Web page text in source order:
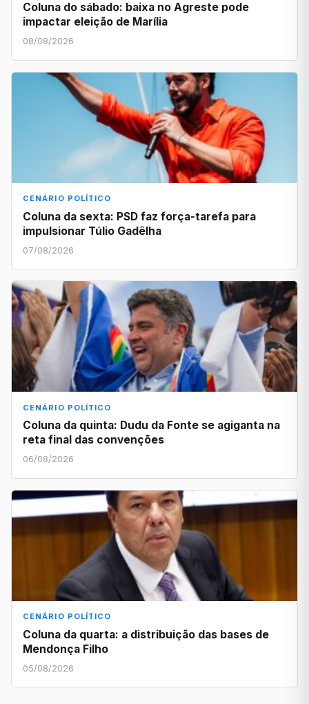
Coluna do sábado: baixa no Agreste pode
impactar eleição de Marília
08/08/2026
CENÁRIO POLÍTICO
Coluna da sexta: PSD faz força-tarefa para
impulsionar Túlio Gadêlha
07/08/2026
CENÁRIO POLÍTICO
Coluna da quinta: Dudu da Fonte se agiganta na
reta final das convenções
06/08/2026
CENÁRIO POLÍTICO
Coluna da quarta: a distribuição das bases de
Mendonça Filho
05/08/2026